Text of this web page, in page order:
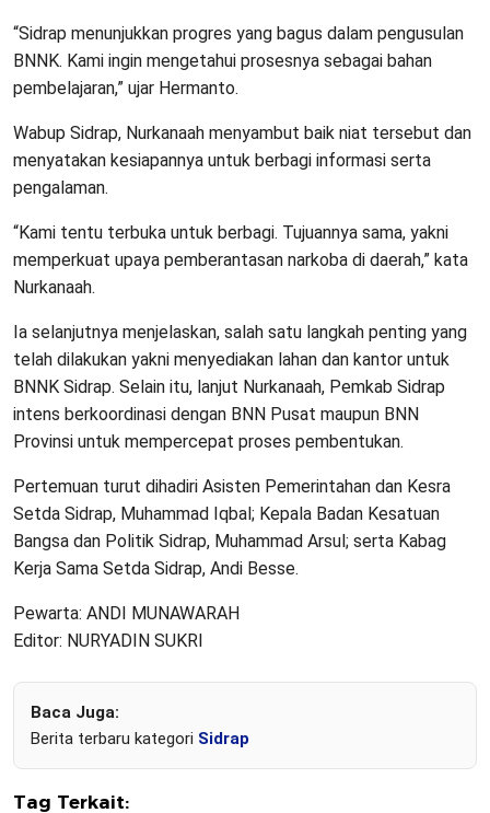
“Sidrap menunjukkan progres yang bagus dalam pengusulan
BNNK. Kami ingin mengetahui prosesnya sebagai bahan
pembelajaran,” ujar Hermanto.
Wabup Sidrap, Nurkanaah menyambut baik niat tersebut dan
menyatakan kesiapannya untuk berbagi informasi serta
pengalaman.
“Kami tentu terbuka untuk berbagi. Tujuannya sama, yakni
memperkuat upaya pemberantasan narkoba di daerah,” kata
Nurkanaah.
Ia selanjutnya menjelaskan, salah satu langkah penting yang
telah dilakukan yakni menyediakan lahan dan kantor untuk
BNNK Sidrap. Selain itu, lanjut Nurkanaah, Pemkab Sidrap
intens berkoordinasi dengan BNN Pusat maupun BNN
Provinsi untuk mempercepat proses pembentukan.
Pertemuan turut dihadiri Asisten Pemerintahan dan Kesra
Setda Sidrap, Muhammad Iqbal; Kepala Badan Kesatuan
Bangsa dan Politik Sidrap, Muhammad Arsul; serta Kabag
Kerja Sama Setda Sidrap, Andi Besse.
Pewarta: ANDI MUNAWARAH
Editor: NURYADIN SUKRI
Baca Juga:
Berita terbaru kategori Sidrap
Tag Terkait: